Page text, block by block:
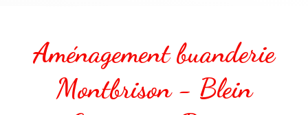
Aménagement buanderie
Montbrison - Blein